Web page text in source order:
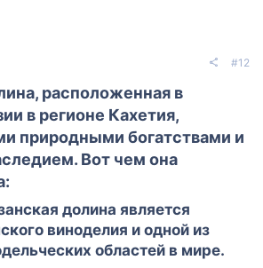
#12
расположенная в
в регионе Кахетия,
природными богатствами и
Вот чем она
долина является
виноделия и одной из
областей в мире.​